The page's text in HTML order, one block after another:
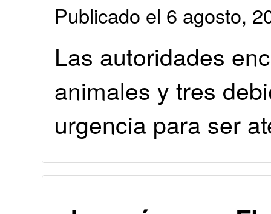
Publicado el 6 agosto,
Las autoridades
animales y tres
urgencia para ser